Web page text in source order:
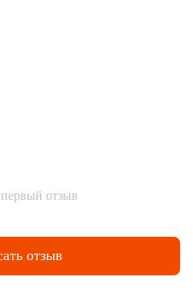
первый отзыв
отзыв